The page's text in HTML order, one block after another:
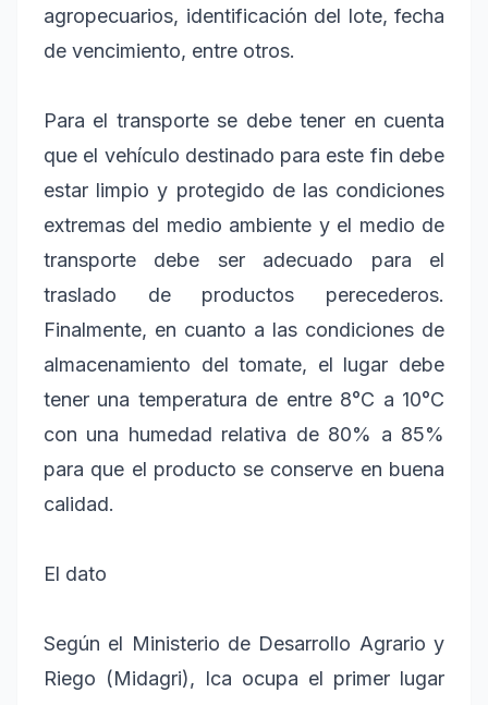
agropecuarios, identificación del lote, fecha
de vencimiento, entre otros.
Para el transporte se debe tener en cuenta
que el vehículo destinado para este fin debe
estar limpio y protegido de las condiciones
extremas del medio ambiente y el medio de
transporte debe ser adecuado para el
traslado de productos perecederos.
Finalmente, en cuanto a las condiciones de
almacenamiento del tomate, el lugar debe
tener una temperatura de entre 8°C a 10°C
con una humedad relativa de 80% a 85%
para que el producto se conserve en buena
calidad.
El dato
Según el Ministerio de Desarrollo Agrario y
Riego (Midagri), Ica ocupa el primer lugar